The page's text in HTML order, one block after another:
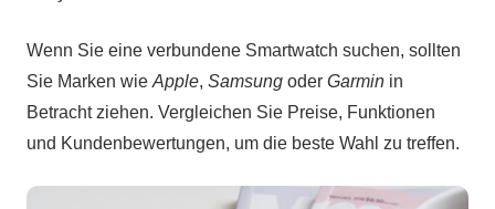
Wenn Sie eine verbundene Smartwatch suchen, sollten
Sie Marken wie Apple, Samsung oder Garmin in
Betracht ziehen. Vergleichen Sie Preise, Funktionen
und Kundenbewertungen, um die beste Wahl zu treffen.